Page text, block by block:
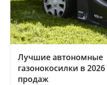
Лучшие автономные
газонокосилки в
продаж